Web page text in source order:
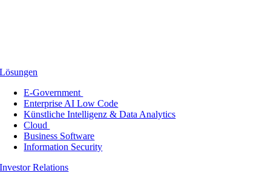
Lösungen
E-Government
Enterprise AI Low Code
Künstliche Intelligenz & Data Analytics
Cloud
Business Software
Information Security
Investor Relations